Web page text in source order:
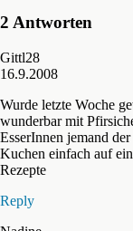
2 Antworten
Gittl28
16.9.2008
Wurde letzte Woche
wunderbar mit
EsserInnen jemand
Kuchen einfach auf
Rezepte
Reply